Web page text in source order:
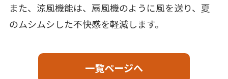
また、涼風機能は、扇風機のように風を送り、夏
のムシムシした不快感を軽減します。
一覧ページへ